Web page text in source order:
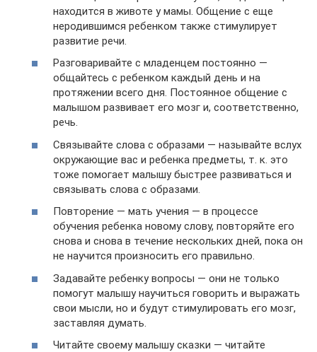
находится в животе у мамы. Общение с еще
неродившимся ребенком также стимулирует
развитие речи.
Разговаривайте с младенцем постоянно —
общайтесь с ребенком каждый день и на
протяжении всего дня. Постоянное общение с
малышом развивает его мозг и, соответственно,
речь.
Связывайте слова с образами — называйте вслух
окружающие вас и ребенка предметы, т. к. это
тоже помогает малышу быстрее развиваться и
связывать слова с образами.
Повторение — мать учения — в процессе
обучения ребенка новому слову, повторяйте его
снова и снова в течение нескольких дней, пока он
не научится произносить его правильно.
Задавайте ребенку вопросы — они не только
помогут малышу научиться говорить и выражать
свои мысли, но и будут стимулировать его мозг,
заставляя думать.
Читайте своему малышу сказки — читайте